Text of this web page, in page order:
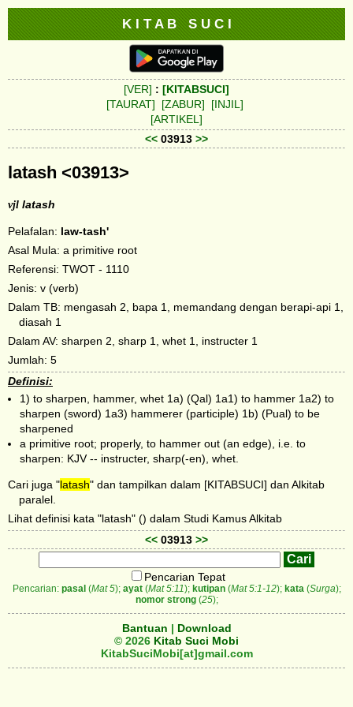
K I T A B S U C I
[VER] : [KITABSUCI]
[TAURAT]
[ZABUR]
[INJIL]
[ARTIKEL]
<< 03913 >>
latash <03913>
vjl latash
Pelafalan: law-tash'
Asal Mula: a primitive root
Referensi: TWOT - 1110
Jenis: v (verb)
Dalam TB: mengasah 2, bapa 1, memandang dengan berapi-api 1,
diasah 1
Dalam AV: sharpen 2, sharp 1, whet 1, instructer 1
Jumlah: 5
Definisi:
1) to sharpen, hammer, whet 1a) (Qal) 1a1) to hammer 1a2) to
sharpen (sword) 1a3) hammerer (participle) 1b) (Pual) to be
sharpened
a primitive root; properly, to hammer out (an edge), i.e. to
sharpen: KJV -- instructer, sharp(-en), whet.
Cari juga "latash" dan tampilkan dalam [KITABSUCI] dan Alkitab
paralel.
Lihat definisi kata "latash" () dalam Studi Kamus Alkitab
<< 03913 >>
Pencarian Tepat
Pencarian: pasal (Mat 5); ayat(Mat 5:11); kutipan(Mat 5:1-12); kata(Surga);
nomor strong(25);
Bantuan | Download
© 2026 Kitab Suci Mobi
KitabSuciMobi[at]gmail.com